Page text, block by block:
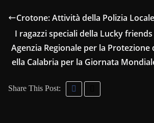
Crotone: Attività della Polizia Locale
I ragazzi speciali della Lucky
Agenzia Regionale per la Protezione
ella Calabria per la Giornata
Share This Post: